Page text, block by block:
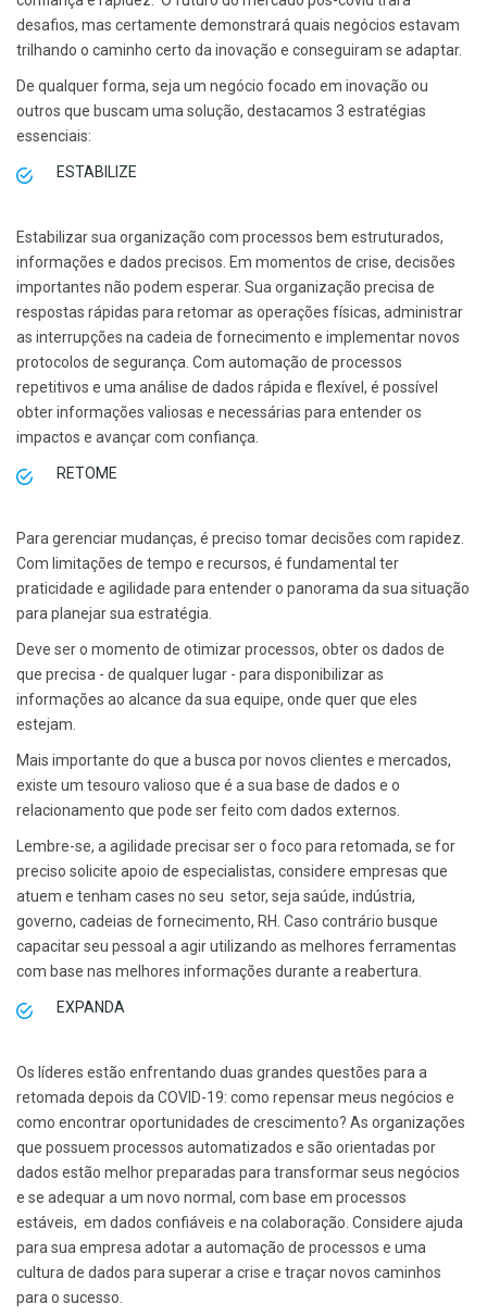
desafios, mas certamente demonstrará quais negócios estavam
trilhando o caminho certo da inovação e conseguiram se adaptar.
De qualquer forma, seja um negócio focado em inovação ou
outros que buscam uma solução, destacamos 3 estratégias
essenciais:
ESTABILIZE
Estabilizar sua organização com processos bem estruturados,
informações e dados precisos. Em momentos de crise, decisões
importantes não podem esperar. Sua organização precisa de
respostas rápidas para retomar as operações físicas, administrar
as interrupções na cadeia de fornecimento e implementar novos
protocolos de segurança. Com automação de processos
repetitivos e uma análise de dados rápida e flexível, é possível
obter informações valiosas e necessárias para entender os
impactos e avançar com confiança.
RETOME
Para gerenciar mudanças, é preciso tomar decisões com rapidez.
Com limitações de tempo e recursos, é fundamental ter
praticidade e agilidade para entender o panorama da sua situação
para planejar sua estratégia.
Deve ser o momento de otimizar processos, obter os dados de
que precisa - de qualquer lugar - para disponibilizar as
informações ao alcance da sua equipe, onde quer que eles
estejam.
Mais importante do que a busca por novos clientes e mercados,
existe um tesouro valioso que é a sua base de dados e o
relacionamento que pode ser feito com dados externos.
Lembre-se, a agilidade precisar ser o foco para retomada, se for
preciso solicite apoio de especialistas, considere empresas que
atuem e tenham cases no seu setor, seja saúde, indústria,
governo, cadeias de fornecimento, RH. Caso contrário busque
capacitar seu pessoal a agir utilizando as melhores ferramentas
com base nas melhores informações durante a reabertura.
EXPANDA
Os líderes estão enfrentando duas grandes questões para a
retomada depois da COVID-19: como repensar meus negócios e
como encontrar oportunidades de crescimento? As organizações
que possuem processos automatizados e são orientadas por
dados estão melhor preparadas para transformar seus negócios
e se adequar a um novo normal, com base em processos
estáveis, em dados confiáveis e na colaboração. Considere ajuda
para sua empresa adotar a automação de processos e uma
cultura de dados para superar a crise e traçar novos caminhos
para o sucesso.